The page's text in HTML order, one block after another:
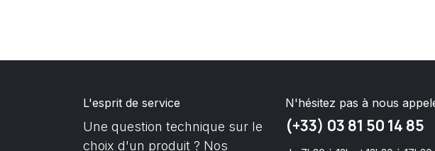
L'esprit de service
Une question technique sur le
choix d'un produit ? Nos
N'hésitez pas à nous
(+33) 03 81 50 14 85